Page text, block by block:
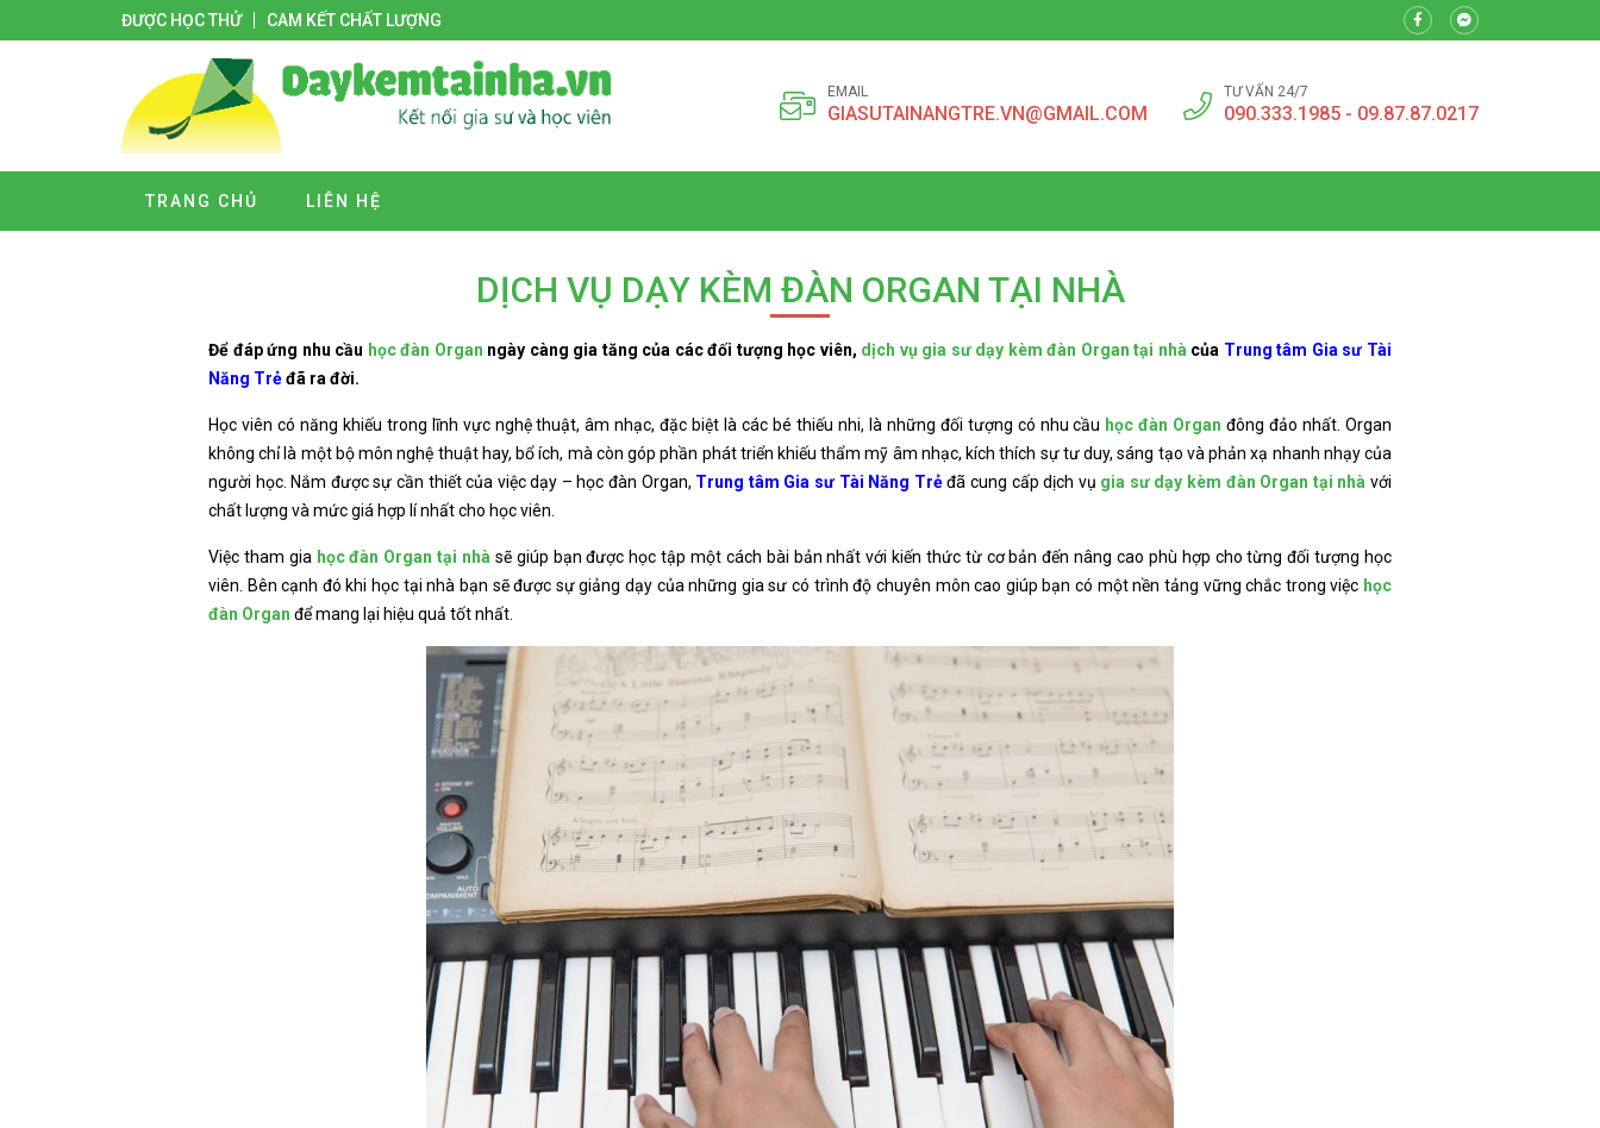
ĐƯỢC HỌC THỬ CAM KẾT CHẤT LƯỢNG
EMAIL
GIASUTAINANGTRE.VN@GMAIL.COM
TƯ VẤN 24/7
090.333.1985 - 09.87.87.0217
TRANG CHỦ LIÊN HỆ
DỊCH VỤ DẠY KÈM ĐÀN ORGAN TẠI NHÀ
Để đáp ứng nhu cầu học đàn Organ ngày càng gia tăng của các đối tượng học viên, dịch vụ gia sư dạy kèm đàn Organ tại nhà của Trung tâm Gia sư Tài
Năng Trẻđã ra đời.
Học viên có năng khiếu trong lĩnh vực nghệ thuật, âm nhạc, đặc biệt là các bé thiếu nhi, là những đối tượng có nhu cầu học đàn Organ đông đảo nhất. Organ
không chỉ là một bộ môn nghệ thuật hay, bổ ích, mà còn góp phần phát triển khiếu thẩm mỹ âm nhạc, kích thích sự tư duy, sáng tạo và phản xạ nhanh nhạy của
người học. Nắm được sự cần thiết của việc dạy – học đàn Organ, Trung tâm Gia sư Tài Năng Trẻđã cung cấp dịch vụ gia sư dạy kèm đàn Organ tại nhà với
chất lượng và mức giá hợp lí nhất cho học viên.
Việc tham gia học đàn Organ tại nhà sẽ giúp bạn được học tập một cách bài bản nhất với kiến thức từ cơ bản đến nâng cao phù hợp cho từng đối tượng học
viên. Bên cạnh đó khi học tại nhà bạn sẽ được sự giảng dạy của những gia sư có trình độ chuyên môn cao giúp bạn có một nền tảng vững chắc trong việc học
đàn Organ để mang lại hiệu quả tốt nhất.